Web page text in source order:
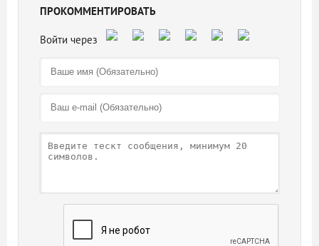
ПРОКОММЕНТИРОВАТЬ